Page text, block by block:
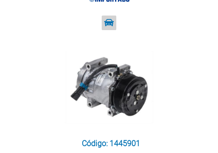
Código: 1445901